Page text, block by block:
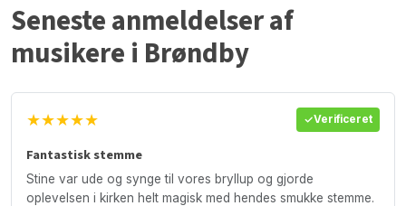
Seneste anmeldelser af
musikere i Brøndby
★★★★★ Verificeret
Fantastisk stemme
Stine var ude og synge til vores bryllup og gjorde
oplevelsen i kirken helt magisk med hendes smukke stemme.